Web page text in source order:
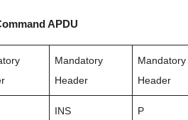
APDU
Mandatory
Header
Mandatory
Header
INS P